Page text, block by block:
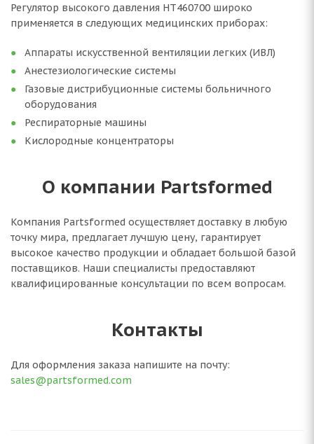
Регулятор высокого давления HT460700 широко
применяется в следующих медицинских приборах:
Аппараты искусственной вентиляции легких (ИВЛ)
Анестезиологические системы
Газовые дистрибуционные системы больничного
оборудования
Респираторные машины
Кислородные концентраторы
О компании Partsformed
Компания Partsformed осуществляет доставку в любую
точку мира, предлагает лучшую цену, гарантирует
высокое качество продукции и обладает большой базой
поставщиков. Наши специалисты предоставляют
квалифицированные консультации по всем вопросам.
Контакты
Для оформления заказа напишите на почту:
sales@partsformed.com